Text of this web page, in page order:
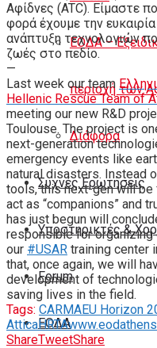
ΕΟΔΑ –
περιοχή των
Διάφορα
Συχνές Ερωτήσεις
Υποστηρικτές &
Forum
ΕΟΔA
Αφίδνες (ATC). Είμαστε
φορά έχουμε την
ανάπτυξη τεχνολογιών
ζωές στο πεδίο.
—
Last week our team
Hellenic Rescue Team of
meeting our new R&D
Toulouse. The project is
next-generation
emergency events like
natural disasters. Instead
tools, this next-gen will
act as “companions” and
has just begun will
responsible for organizing
our #USAR training center
that, once again, we will
development of
saving lives in the field.
Tags: CARMAEU Horizon
AtticaHRTA
ShareTweetShare